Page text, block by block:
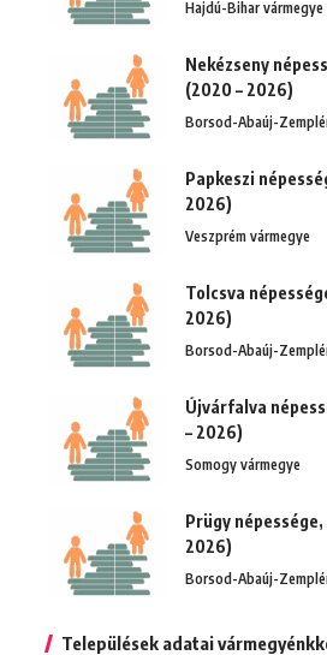
Hajdú-Bihar vármegye
Nekézseny
(2020 – 2026)
Borsod-Abaúj-
Papkeszi
2026)
Veszprém vármegye
Tolcsva
2026)
Borsod-Abaúj-
Újvárfalva
– 2026)
Somogy vármegye
Prügy
2026)
Borsod-Abaúj-
Települések adatai